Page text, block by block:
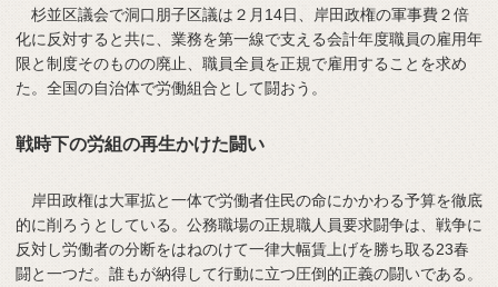
杉並区議会で洞口朋子区議は２月14日、岸田政権の軍事費２倍
化に反対すると共に、業務を第一線で支える会計年度職員の雇用年
限と制度そのものの廃止、職員全員を正規で雇用することを求め
た。全国の自治体で労働組合として闘おう。
戦時下の労組の再生かけた闘い
岸田政権は大軍拡と一体で労働者住民の命にかかわる予算を徹底
的に削ろうとしている。公務職場の正規職人員要求闘争は、戦争に
反対し労働者の分断をはねのけて一律大幅賃上げを勝ち取る23春
闘と一つだ。誰もが納得して行動に立つ圧倒的正義の闘いである。